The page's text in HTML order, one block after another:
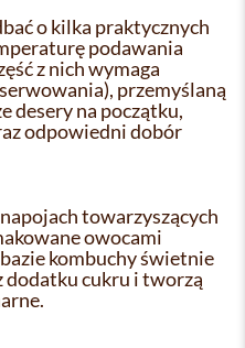
o kilka praktycznych
podawania
z nich wymaga
przemyślaną
desery na początku,
odpowiedni dobór
towarzyszących
owocami
kombuchy świetnie
dodatku cukru i tworzą